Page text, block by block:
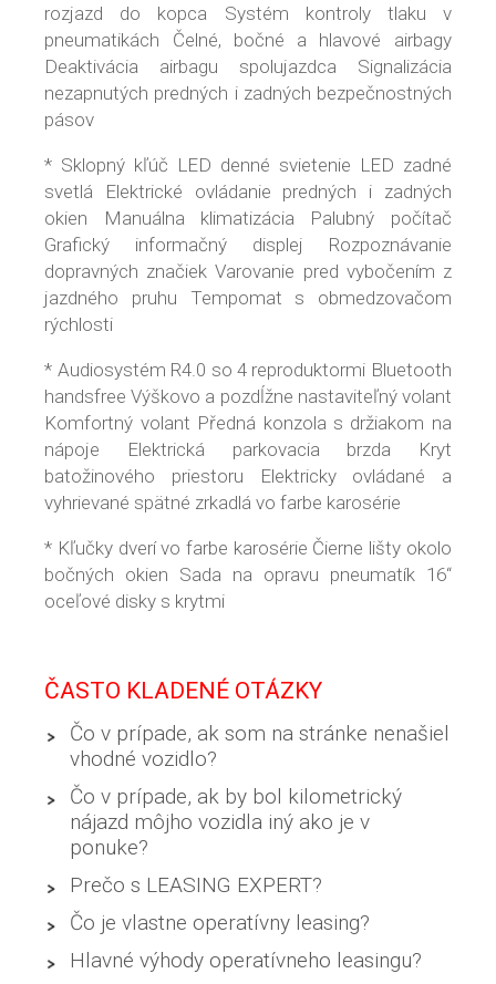
rozjazd do kopca Systém kontroly tlaku v
pneumatikách Čelné, bočné a hlavové airbagy
Deaktivácia airbagu spolujazdca Signalizácia
nezapnutých predných i zadných bezpečnostných
pásov
* Sklopný kľúč LED denné svietenie LED zadné
svetlá Elektrické ovládanie predných i zadných
okien Manuálna klimatizácia Palubný počítač
Grafický informačný displej Rozpoznávanie
dopravných značiek Varovanie pred vybočením z
jazdného pruhu Tempomat s obmedzovačom
rýchlosti
* Audiosystém R4.0 so 4 reproduktormi Bluetooth
handsfree Výškovo a pozdĺžne nastaviteľný volant
Komfortný volant Předná konzola s držiakom na
nápoje Elektrická parkovacia brzda Kryt
batožinového priestoru Elektricky ovládané a
vyhrievané spätné zrkadlá vo farbe karosérie
* Kľučky dverí vo farbe karosérie Čierne lišty okolo
bočných okien Sada na opravu pneumatík 16“
oceľové disky s krytmi
ČASTO KLADENÉ OTÁZKY
Čo v prípade, ak som na stránke nenašiel
vhodné vozidlo?
Čo v prípade, ak by bol kilometrický
nájazd môjho vozidla iný ako je v
ponuke?
Prečo s LEASING EXPERT?
Čo je vlastne operatívny leasing?
Hlavné výhody operatívneho leasingu?